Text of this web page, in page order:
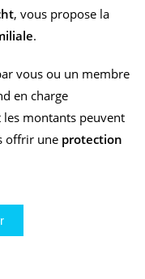
, vous propose la
.
vous ou un membre
en charge
les montants peuvent
offrir une protection